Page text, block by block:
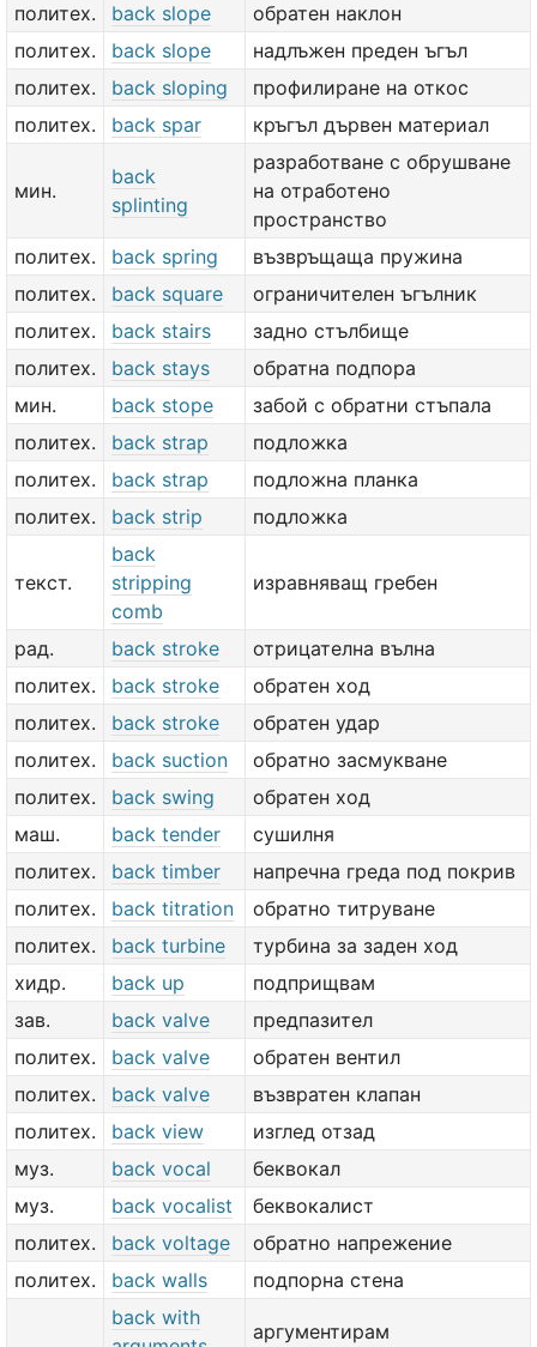
политех.
back slope
обратен наклон
политех.
back slope
надлъжен преден ъгъл
политех.
back sloping
профилиране на откос
политех.
back spar кръгъл дървен материал
мин.
back
splinting
разработване с обрушване
на отработено
пространство
политех.
back spring
възвръщаща пружина
политех.
back square
ограничителен ъгълник
политех.
back stairs
задно стълбище
политех.
back stays
обратна подпора
мин.
back stope
забой с обратни стъпала
политех.
back strap
подложка
политех.
back strap
подложна планка
политех.
back strip подложка
текст.
back
stripping
comb
изравняващ гребен
рад. back stroke
отрицателна вълна
политех.
back stroke
обратен ход
политех.
back stroke
обратен удар
политех.
back suction
обратно засмукване
политех.
back swing
обратен ход
маш.
back tender
сушилня
политех.
back timber
напречна греда под покрив
политех.
back titration
обратно титруване
политех.
back turbine
турбина за заден ход
хидр.
back up
подприщвам
зав.
back valve
предпазител
политех.
back valve
обратен вентил
политех.
back valve
възвратен клапан
политех.
back view
изглед отзад
муз.
back vocal
беквокал
муз.
back vocalist
беквокалист
политех.
back voltage
обратно напрежение
политех.
back walls
подпорна стена
back with
аргументирам